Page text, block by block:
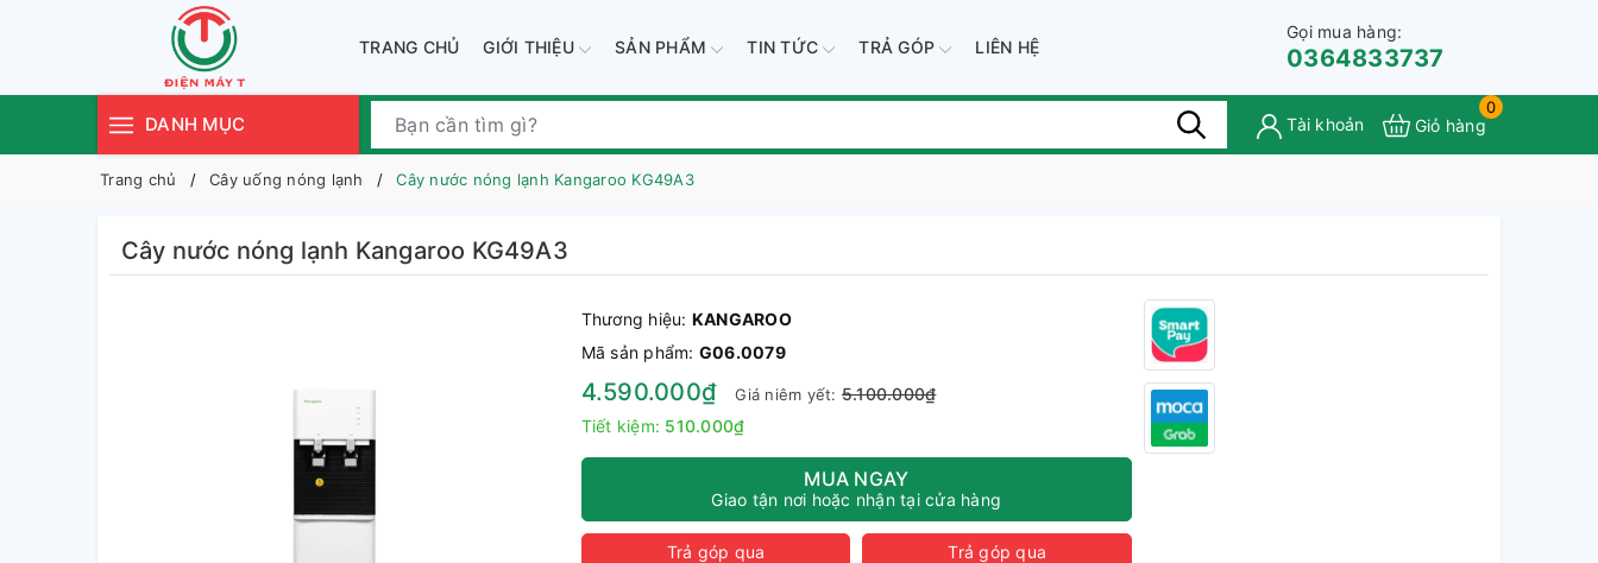
TRANG CHỦ GIỚI THIỆU SẢN PHẨM TIN TỨC TRẢ GÓP LIÊN HỆ
Gọi mua hàng:
0364833737
DANH MỤC Tài khoản
0
Giỏ hàng
Trang chủ Cây uống nóng lạnh Cây nước nóng lạnh Kangaroo KG49A3
Cây nước nóng lạnh Kangaroo KG49A3
Thương hiệu: KANGAROO
Mã sản phẩm: G06.0079
4.590.000₫ Giá niêm yết: 5.100.000₫
Tiết kiệm: 510.000₫
MUA NGAY
Giao tận nơi hoặc nhận tại cửa hàng
Trả góp qua
Trả góp qua